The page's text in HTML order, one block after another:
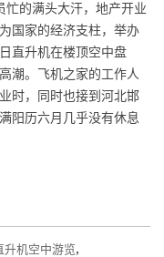
忙的满头大汗，地产开业
国家的经济支柱，举办
直升机在楼顶空中盘
潮。
飞机之家的工作人
时， 同时也接到河北邯
阳历六月几乎没有休息
升机空中游览,